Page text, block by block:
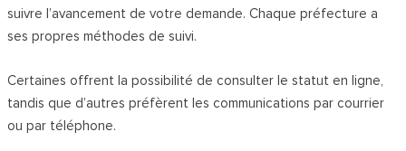
suivre l’avancement de votre demande. Chaque préfecture a
ses propres méthodes de suivi.
Certaines offrent la possibilité de consulter le statut en ligne,
tandis que d’autres préfèrent les communications par courrier
ou par téléphone.